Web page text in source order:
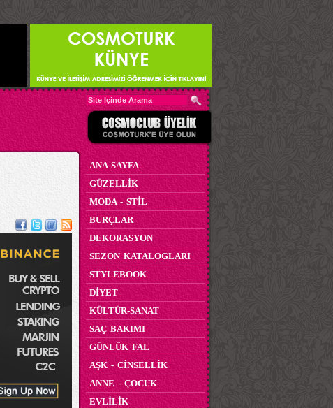
ANA SAYFA
GÜZELLİK
MODA - STİL
BURÇLAR
DEKORASYON
SEZON KATALOGLARI
STYLEBOOK
DİYET
KÜLTÜR-SANAT
SAÇ BAKIMI
GÜNLÜK FAL
AŞK - CİNSELLİK
ANNE - ÇOCUK
EVLİLİK